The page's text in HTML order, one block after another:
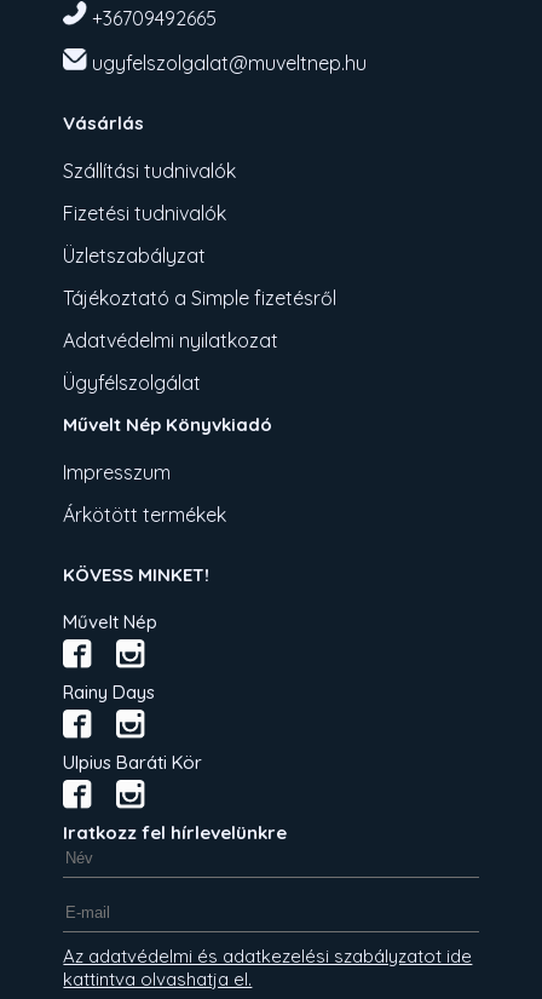
+36709492665
ugyfelszolgalat@muveltnep.hu
Vásárlás
Szállítási tudnivalók
Fizetési tudnivalók
Üzletszabályzat
Tájékoztató a Simple fizetésről
Adatvédelmi nyilatkozat
Ügyfélszolgálat
Művelt Nép Könyvkiadó
Impresszum
Árkötött termékek
KÖVESS MINKET!
Művelt Nép
Rainy Days
Ulpius Baráti Kör
Iratkozz fel hírlevelünkre
Az adatvédelmi és adatkezelési szabályzatot ide
kattintva olvashatja el.